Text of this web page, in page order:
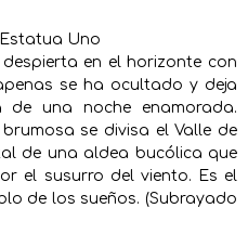
en el horizonte con
se ha ocultado y deja
una noche enamorada.
se divisa el Valle de
de una aldea bucólica que
el susurro del viento. Es el
de los sueños. (Subrayado